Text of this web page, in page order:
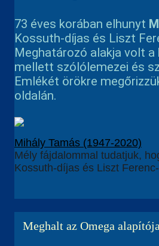
73 éves korában elhunyt
Kossuth-díjas és Liszt
Meghatározó alakja volt a
mellett szólólemezei és
Emlékét örökre
oldalán.
Mihály Tamás (1947-2020)
Mély fájdalommal tudatjuk,
Kossuth-díjas és Liszt
Meghalt az Omega